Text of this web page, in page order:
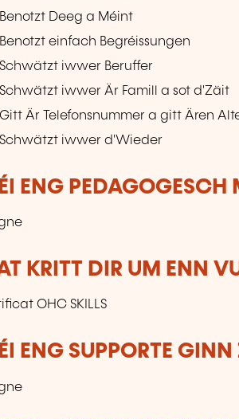
Benotzt Deeg a Méint
Benotzt einfach Begréissungen
Schwätzt iwwer Beruffer
Schwätzt iwwer Är Famill a sot d'Zäit
Gitt Är Telefonsnummer a gitt Ären
Schwätzt iwwer d'Wieder
ENG PEDAGOGESCH
KRITT DIR UM ENN
OHC SKILLS
ENG SUPPORTE GINN